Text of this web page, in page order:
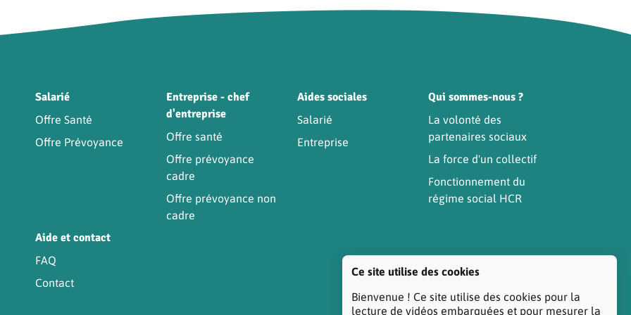
Ce site utilise des cookies
Bienvenue ! Ce site utilise des cookies pour la
lecture de vidéos embarquées et pour mesurer la
Salarié
Offre Santé
Offre Prévoyance
Entreprise - chef
d'entreprise
Offre santé
Offre prévoyance
cadre
Offre prévoyance non
cadre
Aides sociales
Salarié
Entreprise
Qui sommes-nous ?
La volonté des
partenaires sociaux
La force d'un collectif
Fonctionnement du
régime social HCR
Aide et contact
FAQ
Contact